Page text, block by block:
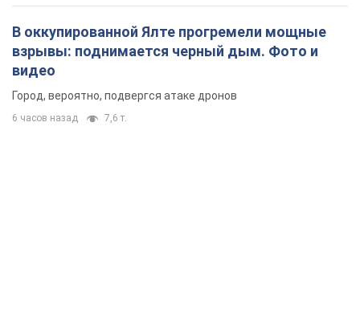
В оккупированной Ялте прогремели мощные
взрывы: поднимается черный дым. Фото и
видео
Город, вероятно, подвергся атаке дронов
6 часов назад 7,6 т.